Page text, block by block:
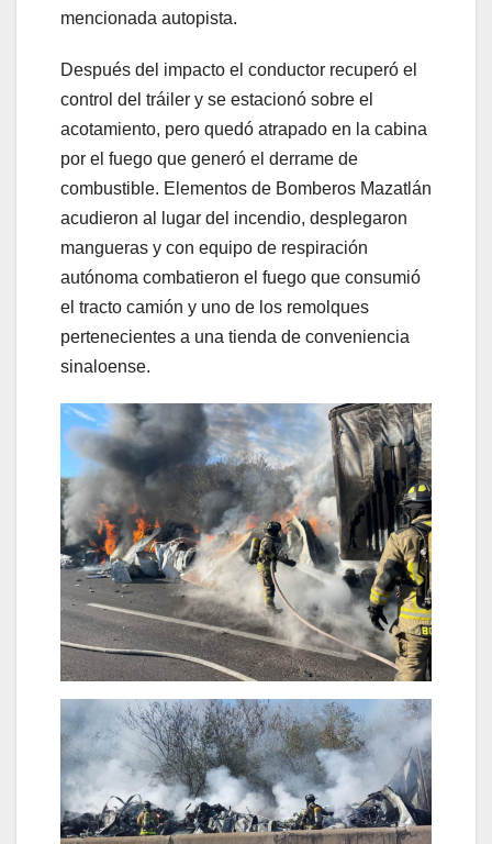
mencionada autopista.
Después del impacto el conductor recuperó el
control del tráiler y se estacionó sobre el
acotamiento, pero quedó atrapado en la cabina
por el fuego que generó el derrame de
combustible. Elementos de Bomberos Mazatlán
acudieron al lugar del incendio, desplegaron
mangueras y con equipo de respiración
autónoma combatieron el fuego que consumió
el tracto camión y uno de los remolques
pertenecientes a una tienda de conveniencia
sinaloense.